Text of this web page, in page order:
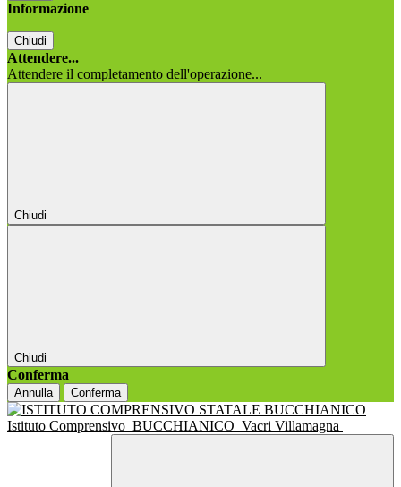
Informazione
Chiudi
Attendere...
Attendere il completamento dell'operazione...
Chiudi
Chiudi
Conferma
Annulla Conferma
Istituto Comprensivo BUCCHIANICO Vacri Villamagna